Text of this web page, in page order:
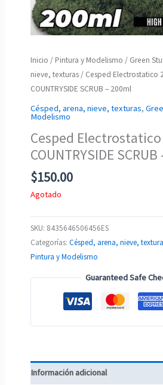
Inicio / Pintura y Modelismo / Green
nieve, texturas / Cesped Electrostatico
COUNTRYSIDE SCRUB – 200ml
Césped, arena, nieve, texturas,
Modelismo
Cesped
COUNTRYSIDE
$150.00
Agotado
SKU: 8435646506456ES
Categorías:Césped, arena, nieve,
Pintura y Modelismo
Guaranteed Safe
Información adicional